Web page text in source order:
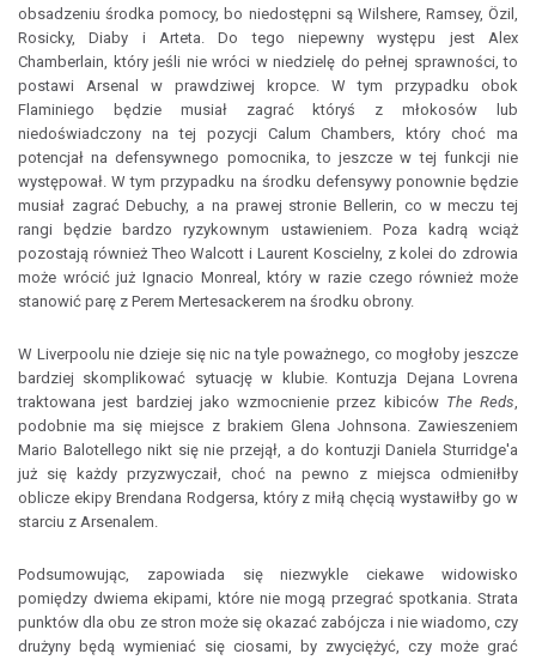
obsadzeniu środka pomocy, bo niedostępni są Wilshere, Ramsey, Özil,
Rosicky, Diaby i Arteta. Do tego niepewny występu jest Alex
Chamberlain, który jeśli nie wróci w niedzielę do pełnej sprawności, to
postawi Arsenal w prawdziwej kropce. W tym przypadku obok
Flaminiego będzie musiał zagrać któryś z młokosów lub
niedoświadczony na tej pozycji Calum Chambers, który choć ma
potencjał na defensywnego pomocnika, to jeszcze w tej funkcji nie
występował. W tym przypadku na środku defensywy ponownie będzie
musiał zagrać Debuchy, a na prawej stronie Bellerin, co w meczu tej
rangi będzie bardzo ryzykownym ustawieniem. Poza kadrą wciąż
pozostają również Theo Walcott i Laurent Koscielny, z kolei do zdrowia
może wrócić już Ignacio Monreal, który w razie czego również może
stanowić parę z Perem Mertesackerem na środku obrony.
W Liverpoolu nie dzieje się nic na tyle poważnego, co mogłoby jeszcze
bardziej skomplikować sytuację w klubie. Kontuzja Dejana Lovrena
traktowana jest bardziej jako wzmocnienie przez kibiców The Reds,
podobnie ma się miejsce z brakiem Glena Johnsona. Zawieszeniem
Mario Balotellego nikt się nie przejął, a do kontuzji Daniela Sturridge'a
już się każdy przyzwyczaił, choć na pewno z miejsca odmieniłby
oblicze ekipy Brendana Rodgersa, który z miłą chęcią wystawiłby go w
starciu z Arsenalem.
Podsumowując, zapowiada się niezwykle ciekawe widowisko
pomiędzy dwiema ekipami, które nie mogą przegrać spotkania. Strata
punktów dla obu ze stron może się okazać zabójcza i nie wiadomo, czy
drużyny będą wymieniać się ciosami, by zwyciężyć, czy może grać